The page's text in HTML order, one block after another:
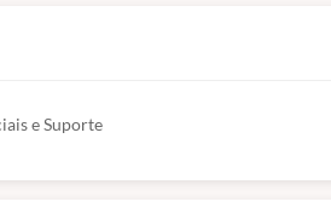
CREA, CRC e CRM?
e Suporte